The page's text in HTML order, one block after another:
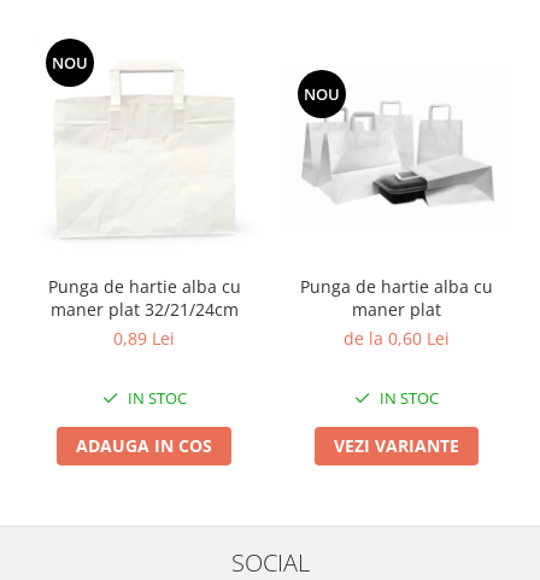
NOU
Punga de hartie alba cu
maner plat 32/21/24cm
0,89 Lei
IN STOC
ADAUGA IN COS
NOU
Punga de hartie alba cu
maner plat
de la 0,60 Lei
IN STOC
VEZI VARIANTE
SOCIAL